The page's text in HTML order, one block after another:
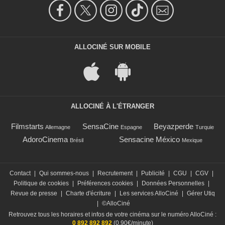
ALLOCINÉ SUR MOBILE
ALLOCINÉ À L'ÉTRANGER
Filmstarts Allemagne SensaCine Espagne Beyazperde Turquie
AdoroCinema Brésil Sensacine México Mexique
Contact | Qui sommes-nous | Recrutement | Publicité | CGU | CGV |
Politique de cookies | Préférences cookies | Données Personnelles |
Revue de presse
| Charte d'écriture | Les services AlloCiné | Gérer Utiq
| ©AlloCiné
Retrouvez tous les horaires et infos de votre cinéma sur le numéro AlloCiné :
0 892 892 892 (0,90€/minute)